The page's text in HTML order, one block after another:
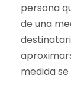
persona
de una
medida